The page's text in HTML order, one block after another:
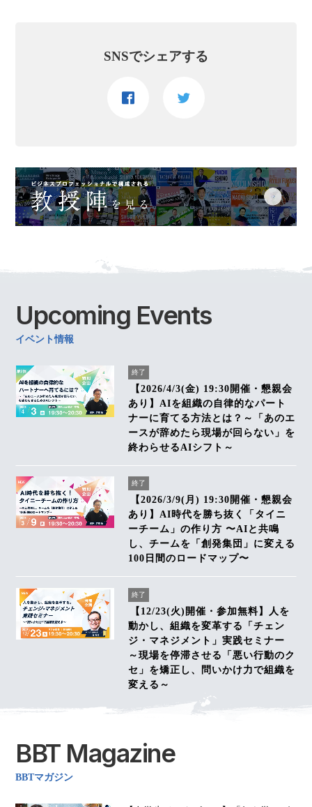
SNSでシェアする
Upcoming Events
イベント情報
終了
【2026/4/3(金) 19:30開催・懇親会
あり】AIを組織の自律的なパート
ナーに育てる方法とは？～「あのエ
ースが辞めたら現場が回らない」を
終わらせるAIシフト～
終了
【2026/3/9(月) 19:30開催・懇親会
あり】AI時代を勝ち抜く「タイニ
ーチーム」の作り方 〜AIと共鳴
し、チームを「創発集団」に変える
100日間のロードマップ〜
終了
【12/23(火)開催・参加無料】人を
動かし、組織を変革する「チェン
ジ・マネジメント」実践セミナー
～現場を停滞させる「悪い行動のク
セ」を矯正し、問いかけ力で組織を
変える～
BBT Magazine
BBTマガジン